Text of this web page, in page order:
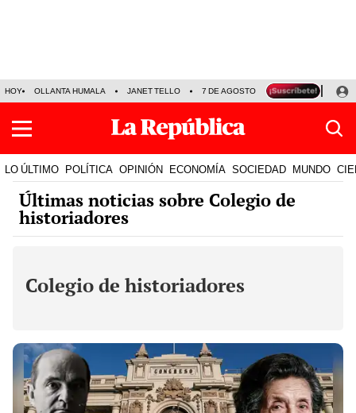
HOY OLLANTA HUMALA JANET TELLO 7 DE AGOSTO TINKA RESULTADOS
LO ÚLTIMO POLÍTICA OPINIÓN ECONOMÍA SOCIEDAD MUNDO
Últimas noticias sobre Colegio de
historiadores
Colegio de historiadores